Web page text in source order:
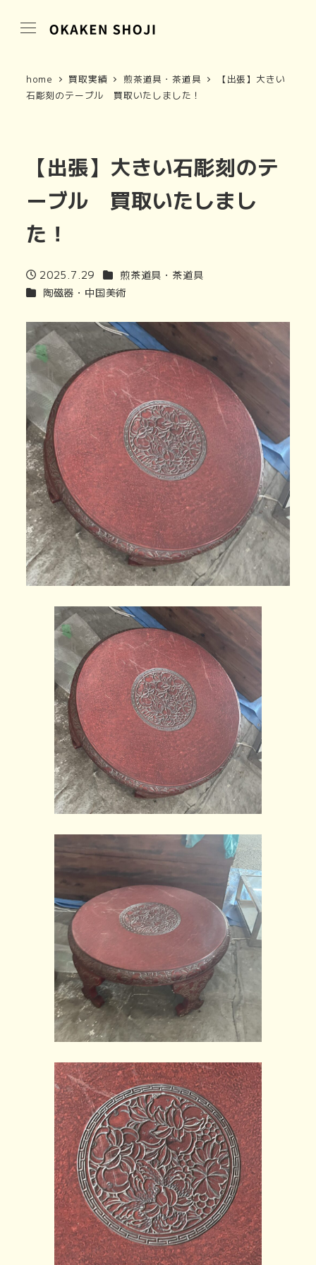
home 買取実績 煎茶道具・茶道具
【出張】大きい
石彫刻のテーブル 買取いたしました！
【出張】大きい石彫刻のテ
ーブル 買取いたしまし
た！
投稿日
2025.7.29 商品カテゴリ
煎茶道具・茶道具
商品カテゴリ
陶磁器・中国美術